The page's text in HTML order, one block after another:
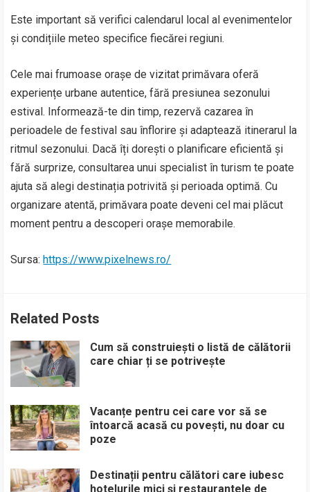
Este important să verifici calendarul local al evenimentelor
și condițiile meteo specifice fiecărei regiuni.
Cele mai frumoase orașe de vizitat primăvara oferă
experiențe urbane autentice, fără presiunea sezonului
estival. Informează-te din timp, rezervă cazarea în
perioadele de festival sau înflorire și adaptează itinerarul la
ritmul sezonului. Dacă îți dorești o planificare eficientă și
fără surprize, consultarea unui specialist în turism te poate
ajuta să alegi destinația potrivită și perioada optimă. Cu
organizare atentă, primăvara poate deveni cel mai plăcut
moment pentru a descoperi orașe memorabile.
Sursa:https://www.pixelnews.ro/
Related Posts
Cum să construiești o listă de călătorii
care chiar ți se potrivește
Vacanțe pentru cei care vor să se
întoarcă acasă cu povești, nu doar cu
poze
Destinații pentru călători care iubesc
hotelurile mici și restaurantele de